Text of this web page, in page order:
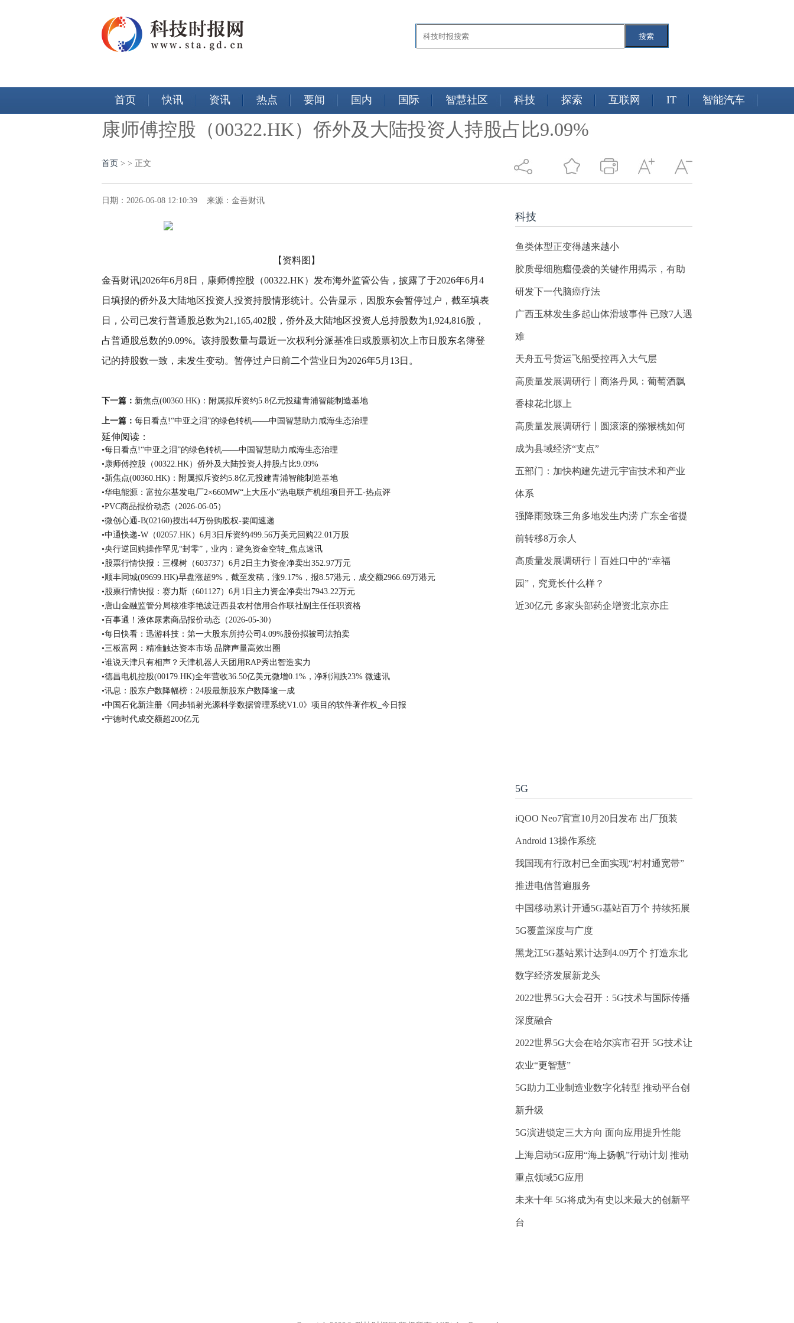
搜索
首页 快讯 资讯 热点 要闻 国内 国际 智慧社区 科技 探索 互联网 IT 智能汽车
康师傅控股（00322.HK）侨外及大陆投资人持股占比9.09%
首页 > > 正文
日期：2026-06-08 12:10:39 来源：金吾财讯
【资料图】
金吾财讯|2026年6月8日，康师傅控股（00322.HK）发布海外监管公告，披露了于2026年6月4
日填报的侨外及大陆地区投资人投资持股情形统计。公告显示，因股东会暂停过户，截至填表
日，公司已发行普通股总数为21,165,402股，侨外及大陆地区投资人总持股数为1,924,816股，
占普通股总数的9.09%。该持股数量与最近一次权利分派基准日或股票初次上市日股东名簿登
记的持股数一致，未发生变动。暂停过户日前二个营业日为2026年5月13日。
下一篇： 新焦点(00360.HK)：附属拟斥资约5.8亿元投建青浦智能制造基地
上一篇： 每日看点!“中亚之泪”的绿色转机——中国智慧助力咸海生态治理
延伸阅读：
•每日看点!“中亚之泪”的绿色转机——中国智慧助力咸海生态治理
•康师傅控股（00322.HK）侨外及大陆投资人持股占比9.09%
•新焦点(00360.HK)：附属拟斥资约5.8亿元投建青浦智能制造基地
•华电能源：富拉尔基发电厂2×660MW“上大压小”热电联产机组项目开工-热点评
•PVC商品报价动态（2026-06-05）
•微创心通-B(02160)授出44万份购股权-要闻速递
•中通快递-W（02057.HK）6月3日斥资约499.56万美元回购22.01万股
•央行逆回购操作罕见“封零”，业内：避免资金空转_焦点速讯
•股票行情快报：三棵树（603737）6月2日主力资金净卖出352.97万元
•顺丰同城(09699.HK)早盘涨超9%，截至发稿，涨9.17%，报8.57港元，成交额2966.69万港元
•股票行情快报：赛力斯（601127）6月1日主力资金净卖出7943.22万元
•唐山金融监管分局核准李艳波迁西县农村信用合作联社副主任任职资格
•百事通！液体尿素商品报价动态（2026-05-30）
•每日快看：迅游科技：第一大股东所持公司4.09%股份拟被司法拍卖
•三板富网：精准触达资本市场 品牌声量高效出圈
•谁说天津只有相声？天津机器人天团用RAP秀出智造实力
•德昌电机控股(00179.HK)全年营收36.50亿美元微增0.1%，净利润跌23% 微速讯
•讯息：股东户数降幅榜：24股最新股东户数降逾一成
•中国石化新注册《同步辐射光源科学数据管理系统V1.0》项目的软件著作权_今日报
•宁德时代成交额超200亿元
科技
鱼类体型正变得越来越小
胶质母细胞瘤侵袭的关键作用揭示，有助
研发下一代脑癌疗法
广西玉林发生多起山体滑坡事件 已致7人遇
难
天舟五号货运飞船受控再入大气层
高质量发展调研行丨商洛丹凤：葡萄酒飘
香棣花北塬上
高质量发展调研行丨圆滚滚的猕猴桃如何
成为县域经济“支点”
五部门：加快构建先进元宇宙技术和产业
体系
强降雨致珠三角多地发生内涝 广东全省提
前转移8万余人
高质量发展调研行丨百姓口中的“幸福
园”，究竟长什么样？
近30亿元 多家头部药企增资北京亦庄
5G
iQOO Neo7官宣10月20日发布 出厂预装
Android 13操作系统
我国现有行政村已全面实现“村村通宽带”
推进电信普遍服务
中国移动累计开通5G基站百万个 持续拓展
5G覆盖深度与广度
黑龙江5G基站累计达到4.09万个 打造东北
数字经济发展新龙头
2022世界5G大会召开：5G技术与国际传播
深度融合
2022世界5G大会在哈尔滨市召开 5G技术让
农业“更智慧”
5G助力工业制造业数字化转型 推动平台创
新升级
5G演进锁定三大方向 面向应用提升性能
上海启动5G应用“海上扬帆”行动计划 推动
重点领域5G应用
未来十年 5G将成为有史以来最大的创新平
台